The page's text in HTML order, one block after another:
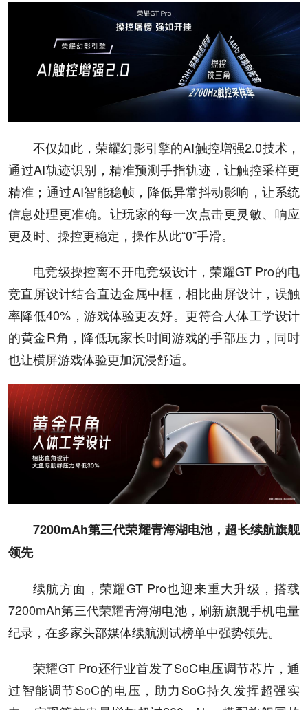
不仅如此，荣耀幻影引擎的AI触控增强2.0技术，
通过AI轨迹识别，精准预测手指轨迹，让触控采样更
精准；通过AI智能稳帧，降低异常抖动影响，让系统
信息处理更准确。让玩家的每一次点击更灵敏、响应
更及时、操控更稳定，操作从此“0”手滑。
电竞级操控离不开电竞级设计，荣耀GT Pro的电
竞直屏设计结合直边金属中框，相比曲屏设计，误触
率降低40%，游戏体验更友好。更符合人体工学设计
的黄金R角，降低玩家长时间游戏的手部压力，同时
也让横屏游戏体验更加沉浸舒适。
7200mAh第三代荣耀青海湖电池，超长续航旗舰
领先
续航方面，荣耀GT Pro也迎来重大升级，搭载
7200mAh第三代荣耀青海湖电池，刷新旗舰手机电量
纪录，在多家头部媒体续航测试榜单中强势领先。
荣耀GT Pro还行业首发了SoC电压调节芯片，通
过智能调节SoC的电压，助力SoC持久发挥超强实